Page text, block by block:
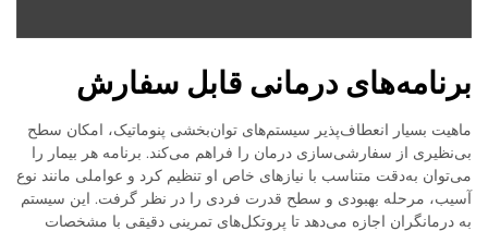
برنامه‌های درمانی قابل سفارش
ماهیت بسیار انعطاف‌پذیر سیستم‌های توان‌بخشی پنوماتیک، امکان سطح
بی‌نظیری از سفارشی‌سازی درمان را فراهم می‌کند. برنامه هر بیمار را
می‌توان به‌دقت متناسب با نیازهای خاص او تنظیم کرد و عواملی مانند نوع
آسیب، مرحله بهبودی و سطح قدرت فردی را در نظر گرفت. این سیستم
به درمانگران اجازه می‌دهد تا پروتکل‌های تمرینی دقیقی با مشخصات